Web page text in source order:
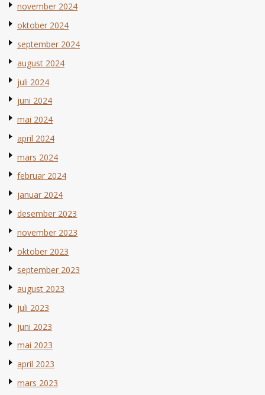
november 2024
oktober 2024
september 2024
august 2024
juli 2024
juni 2024
mai 2024
april 2024
mars 2024
februar 2024
januar 2024
desember 2023
november 2023
oktober 2023
september 2023
august 2023
juli 2023
juni 2023
mai 2023
april 2023
mars 2023